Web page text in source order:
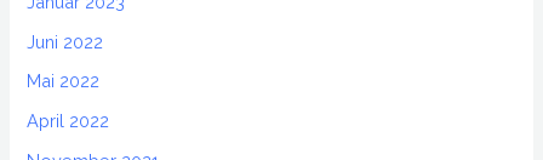
Juni 2022
Mai 2022
April 2022